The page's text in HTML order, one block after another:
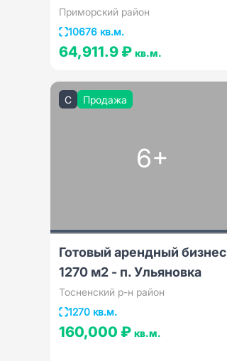
Приморский район
10676 кв.м.
64,911.9 ₽ кв.м.
C Продажа
6+
Готовый арендный бизнес
1270 м2 - п. Ульяновка
Тосненский р-н район
1270 кв.м.
160,000 ₽ кв.м.